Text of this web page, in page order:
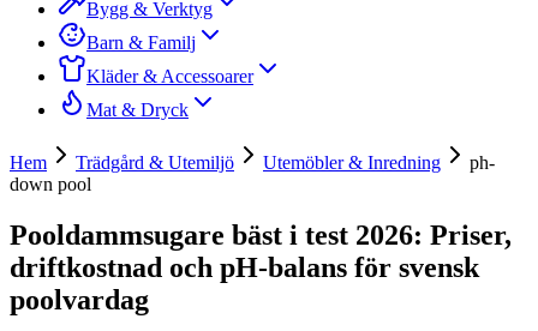
Bygg & Verktyg
Barn & Familj
Kläder & Accessoarer
Mat & Dryck
Hem Trädgård & Utemiljö Utemöbler & Inredning
ph-
down pool
Pooldammsugare bäst i test 2026: Priser,
driftkostnad och pH-balans för svensk
poolvardag